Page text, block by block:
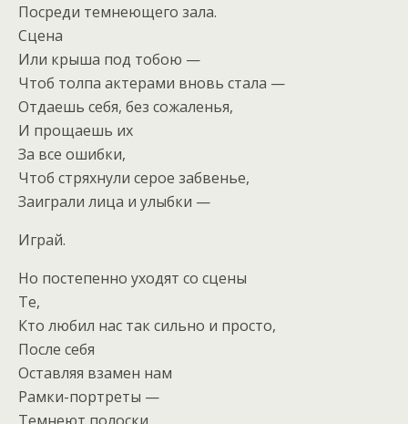
Посреди темнеющего зала.
Сцена
Или крыша под тобою —
Чтоб толпа актерами вновь стала —
Отдаешь себя, без сожаленья,
И прощаешь их
За все ошибки,
Чтоб стряхнули серое забвенье,
Заиграли лица и улыбки —
Играй.
Но постепенно уходят со сцены
Те,
Кто любил нас так сильно и просто,
После себя
Оставляя взамен нам
Рамки-портреты —